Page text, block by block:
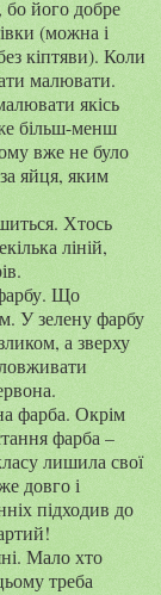
бо його добре
(можна і
кіптяви). Коли
малювати.
якісь
більш-менш
вже не було
яйця, яким
Хтось
ліній,
Що
У зелену фарбу
а зверху
фарба. Окрім
фарба –
лишила свої
довго і
підходив до
Мало хто
треба